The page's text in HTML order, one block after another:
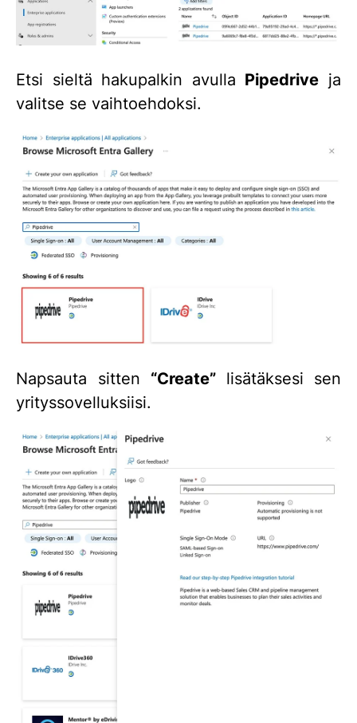
Etsi sieltä hakupalkin avulla Pipedrive ja
valitse se vaihtoehdoksi.
Napsauta sitten “Create” lisätäksesi sen
yrityssovelluksiisi.